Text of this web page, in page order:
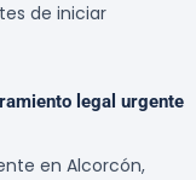
de iniciar
legal urgente
en Alcorcón,